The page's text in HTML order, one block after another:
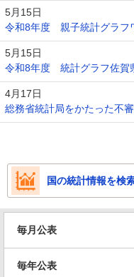
5月15日
令和8年度 親子統計グラフ
5月15日
令和8年度 統計グラフ佐賀
4月17日
総務省統計局をかたった不
国の統計情報を検
毎月公表
毎年公表